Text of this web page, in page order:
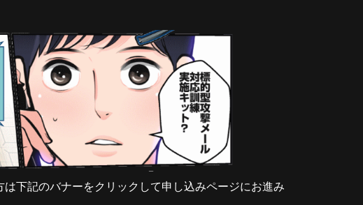
下記のバナーをクリックして申し込みページにお進み